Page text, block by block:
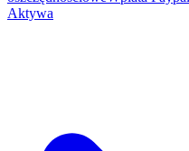
Aktywa